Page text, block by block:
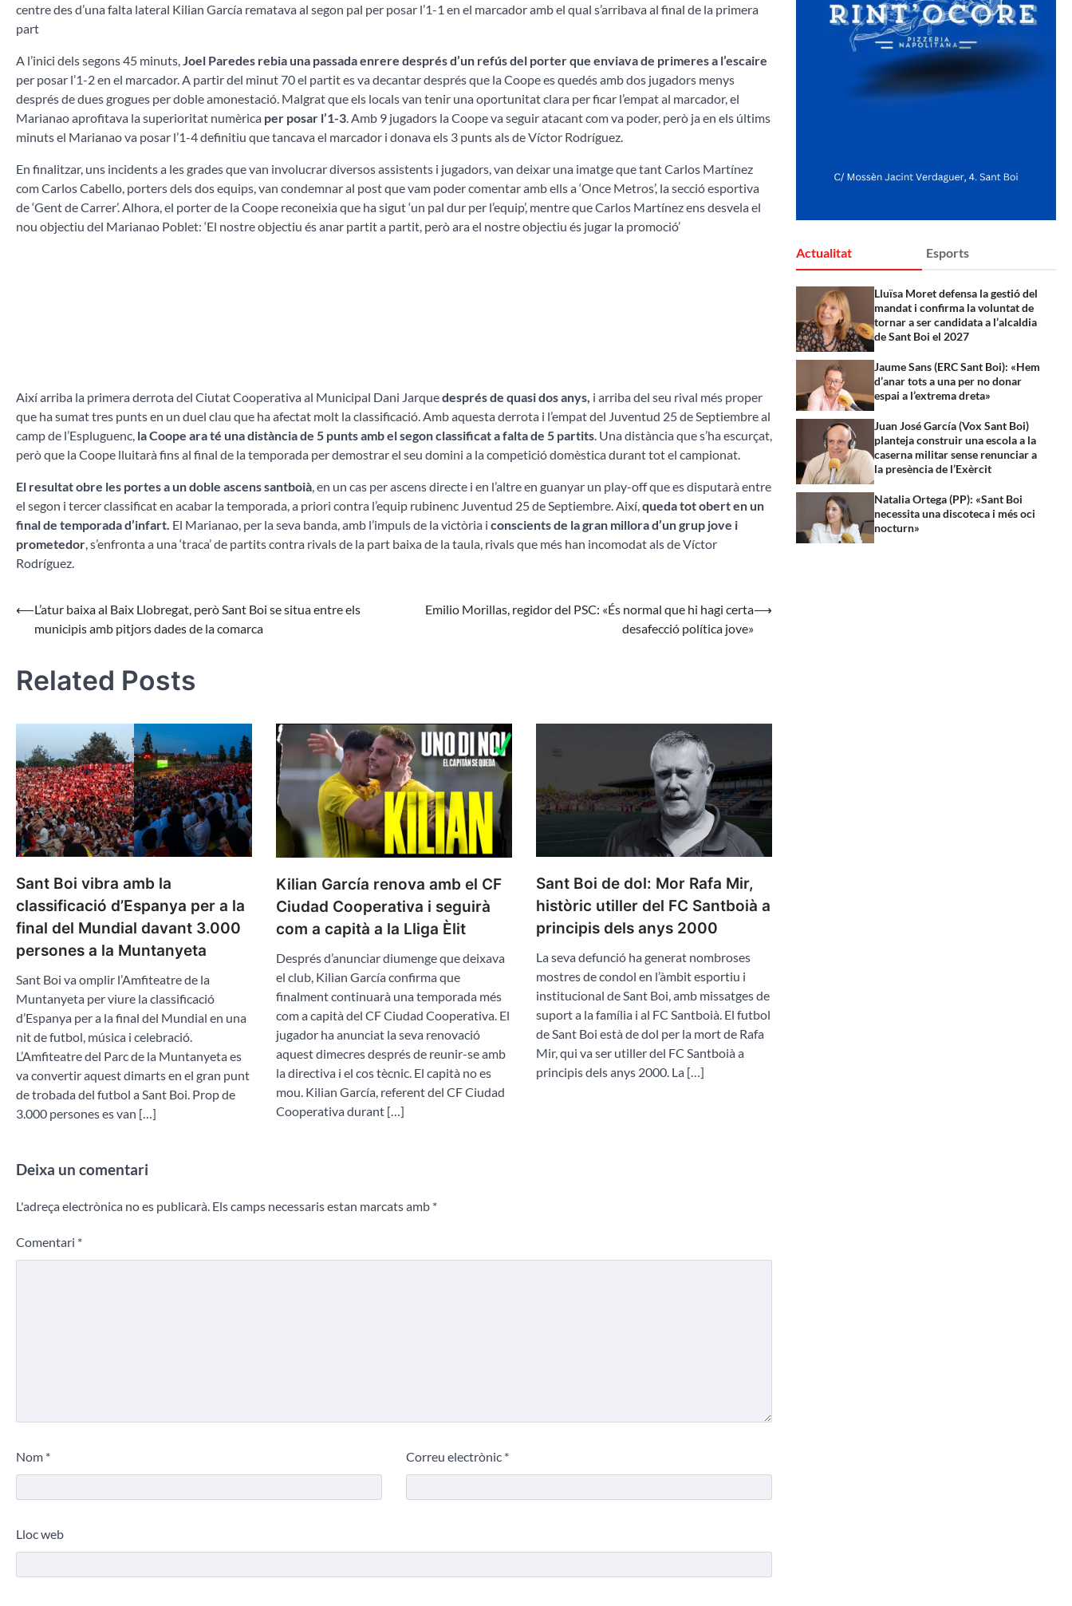
centre des d’una falta lateral Kilian García rematava al segon pal per posar l’1-1 en el marcador amb el qual s’arribava al final de la primera
part
A l’inici dels segons 45 minuts, Joel Paredes rebia una passada enrere després d’un refús del porter que enviava de primeres a l’escaire
per posar l’1-2 en el marcador. A partir del minut 70 el partit es va decantar després que la Coope es quedés amb dos jugadors menys
després de dues grogues per doble amonestació. Malgrat que els locals van tenir una oportunitat clara per ficar l’empat al marcador, el
Marianao aprofitava la superioritat numèrica per posar l’1-3 . Amb 9 jugadors la Coope va seguir atacant com va poder, però ja en els últims
minuts el Marianao va posar l’1-4 definitiu que tancava el marcador i donava els 3 punts als de Víctor Rodríguez.
En finalitzar, uns incidents a les grades que van involucrar diversos assistents i jugadors, van deixar una imatge que tant Carlos Martínez
com Carlos Cabello, porters dels dos equips, van condemnar al post que vam poder comentar amb ells a ‘Once Metros’, la secció esportiva
de ‘Gent de Carrer’. Alhora, el porter de la Coope reconeixia que ha sigut ‘un pal dur per l’equip’, mentre que Carlos Martínez ens desvela el
nou objectiu del Marianao Poblet: ‘El nostre objectiu és anar partit a partit, però ara el nostre objectiu és jugar la promoció’
Així arriba la primera derrota del Ciutat Cooperativa al Municipal Dani Jarquedesprés de quasi dos anys, i arriba del seu rival més proper
que ha sumat tres punts en un duel clau que ha afectat molt la classificació. Amb aquesta derrota i l’empat del Juventud 25 de Septiembre al
camp de l’Espluguenc, la Coope ara té una distància de 5 punts amb el segon classificat a falta de 5 partits . Una distància que s’ha escurçat,
però que la Coope lluitarà fins al final de la temporada per demostrar el seu domini a la competició domèstica durant tot el campionat.
El resultat obre les portes a un doble ascens santboià , en un cas per ascens directe i en l’altre en guanyar un play-off que es disputarà entre
el segon i tercer classificat en acabar la temporada, a priori contra l’equip rubinenc Juventud 25 de Septiembre. Així, queda tot obert en un
final de temporada d’infart. El Marianao, per la seva banda, amb l’impuls de la victòria i conscients de la gran millora d’un grup jove i
prometedor , s’enfronta a una ‘traca’ de partits contra rivals de la part baixa de la taula, rivals que més han incomodat als de Víctor
Rodríguez.
Navegació
d'entrades
⟵L’atur baixa al Baix Llobregat, però Sant Boi se situa entre els
municipis amb pitjors dades de la comarca
Emilio Morillas, regidor del PSC: «És normal que hi hagi certa
desafecció política jove»
⟶
Related Posts
Sant Boi vibra amb la
classificació d’Espanya per a la
final del Mundial davant 3.000
persones a la Muntanyeta
Sant Boi va omplir l’Amfiteatre de la
Muntanyeta per viure la classificació
d’Espanya per a la final del Mundial en una
nit de futbol, música i celebració.
L’Amfiteatre del Parc de la Muntanyeta es
va convertir aquest dimarts en el gran punt
de trobada del futbol a Sant Boi. Prop de
3.000 persones es van […]
Kilian García renova amb el CF
Ciudad Cooperativa i seguirà
com a capità a la Lliga Èlit
Després d’anunciar diumenge que deixava
el club, Kilian García confirma que
finalment continuarà una temporada més
com a capità del CF Ciudad Cooperativa. El
jugador ha anunciat la seva renovació
aquest dimecres després de reunir-se amb
la directiva i el cos tècnic. El capità no es
mou. Kilian García, referent del CF Ciudad
Cooperativa durant […]
Sant Boi de dol: Mor Rafa Mir,
històric utiller del FC Santboià a
principis dels anys 2000
La seva defunció ha generat nombroses
mostres de condol en l’àmbit esportiu i
institucional de Sant Boi, amb missatges de
suport a la família i al FC Santboià. El futbol
de Sant Boi està de dol per la mort de Rafa
Mir, qui va ser utiller del FC Santboià a
principis dels anys 2000. La […]
Deixa un comentari
L'adreça electrònica no es publicarà. Els camps necessaris estan marcats amb *
Comentari *
Nom * Correu electrònic *
Lloc web
Actualitat Esports
Lluïsa Moret defensa la gestió del
mandat i confirma la voluntat de
tornar a ser candidata a l’alcaldia
de Sant Boi el 2027
Jaume Sans (ERC Sant Boi): «Hem
d’anar tots a una per no donar
espai a l’extrema dreta»
Juan José García (Vox Sant Boi)
planteja construir una escola a la
caserna militar sense renunciar a
la presència de l’Exèrcit
Natalia Ortega (PP): «Sant Boi
necessita una discoteca i més oci
nocturn»